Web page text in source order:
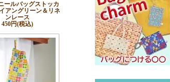
ールバッグストッカ
アングリーン＆リネ
ンレース
450円(税込)